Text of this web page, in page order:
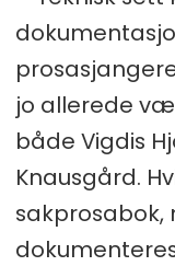
jo allerede
både Vigdis
Knausgård.